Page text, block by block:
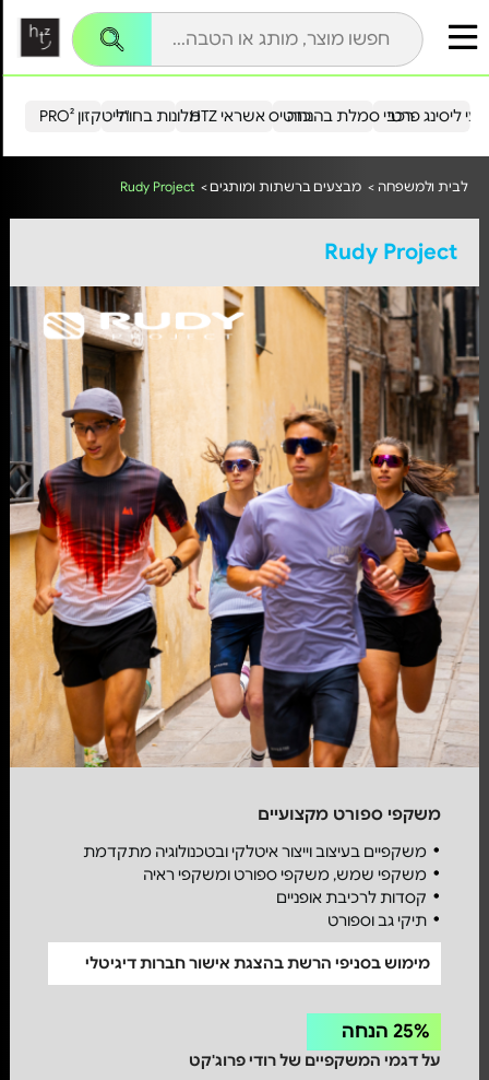
הייטקזון PRO²מלונות בחו"ל כרטיס אשראי HTZ ליסינג פרטירכבי סמלת בהנחה
לבית ולמשפחה > מבצעים ברשתות ומותגים > Rudy Project
Rudy Project
משקפי ספורט מקצועיים
משקפיים בעיצוב וייצור איטלקי ובטכנולוגיה מתקדמת
משקפי שמש, משקפי ספורט ומשקפי ראיה
קסדות לרכיבת אופניים
תיקי גב וספורט
מימוש בסניפי הרשת בהצגת אישור חברות דיגיטלי
25% הנחה
על דגמי המשקפיים של רודי פרוג'קט